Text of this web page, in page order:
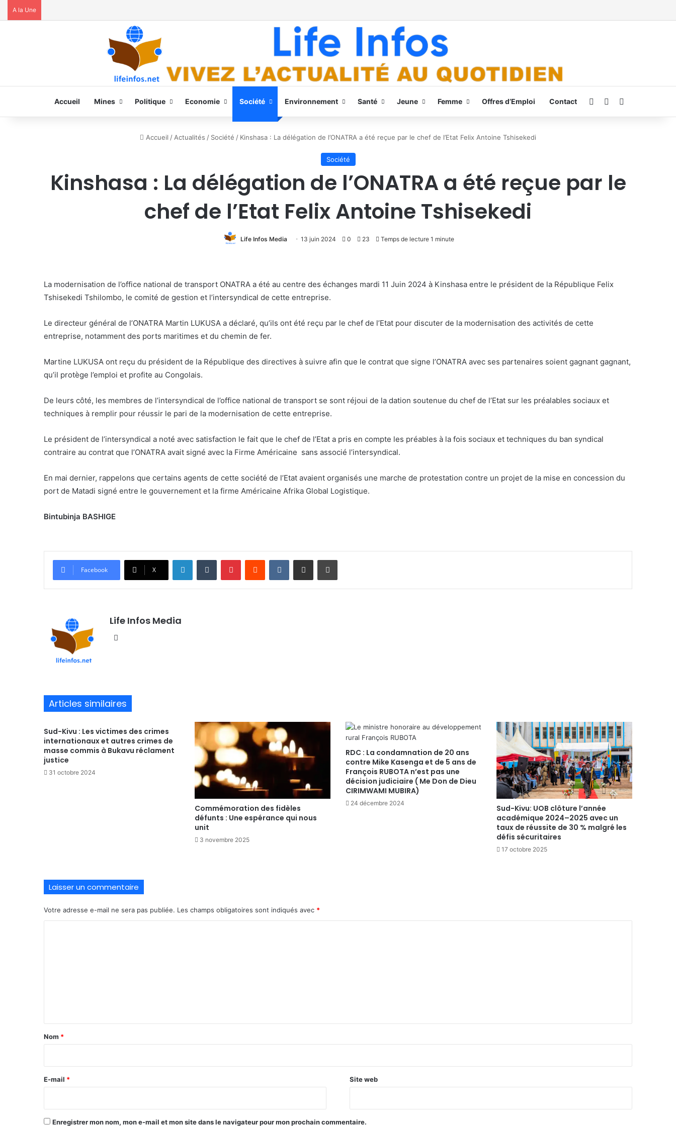
A la Une
Accueil Mines Politique Economie Société Environnement Santé Jeune Femme Offres d’Emploi Contact ConnexionSwitch skin
Accueil / Actualités / Société / Kinshasa : La délégation de l’ONATRA a été reçue par le chef de l’Etat Felix Antoine Tshisekedi
Société
Kinshasa : La délégation de l’ONATRA a été reçue par le
chef de l’Etat Felix Antoine Tshisekedi
Life Infos Media 13 juin 2024 0 23 Temps de lecture 1 minute
La modernisation de l’office national de transport ONATRA a été au centre des échanges mardi 11 Juin 2024 à Kinshasa entre le président de la République Felix
Tshisekedi Tshilombo, le comité de gestion et l’intersyndical de cette entreprise.
Le directeur général de l’ONATRA Martin LUKUSA a déclaré, qu’ils ont été reçu par le chef de l’Etat pour discuter de la modernisation des activités de cette
entreprise, notamment des ports maritimes et du chemin de fer.
Martine LUKUSA ont reçu du président de la République des directives à suivre afin que le contrat que signe l’ONATRA avec ses partenaires soient gagnant gagnant,
qu’il protège l’emploi et profite au Congolais.
De leurs côté, les membres de l’intersyndical de l’office national de transport se sont réjoui de la dation soutenue du chef de l’Etat sur les préalables sociaux et
techniques à remplir pour réussir le pari de la modernisation de cette entreprise.
Le président de l’intersyndical a noté avec satisfaction le fait que le chef de l’Etat a pris en compte les préables à la fois sociaux et techniques du ban syndical
contraire au contrat que l’ONATRA avait signé avec la Firme Américaine sans associé l’intersyndical.
En mai dernier, rappelons que certains agents de cette société de l’Etat avaient organisés une marche de protestation contre un projet de la mise en concession du
port de Matadi signé entre le gouvernement et la firme Américaine Afrika Global Logistique.
Bintubinja BASHIGE
Facebook X
Life Infos Media
Articles similaires
Sud-Kivu : Les victimes des crimes
internationaux et autres crimes de
masse commis à Bukavu réclament
justice
31 octobre 2024
Commémoration des fidèles
défunts : Une espérance qui nous
unit
3 novembre 2025
RDC : La condamnation de 20 ans
contre Mike Kasenga et de 5 ans de
François RUBOTA n’est pas une
décision judiciaire ( Me Don de Dieu
CIRIMWAMI MUBIRA)
24 décembre 2024
Sud-Kivu: UOB clôture l’année
académique 2024–2025 avec un
taux de réussite de 30 % malgré les
défis sécuritaires
17 octobre 2025
Laisser un commentaire
Votre adresse e-mail ne sera pas publiée. Les champs obligatoires sont indiqués avec *
a
e
Nom *
E-mail * Site web
Enregistrer mon nom, mon e-mail et mon site dans le navigateur pour mon prochain commentaire.